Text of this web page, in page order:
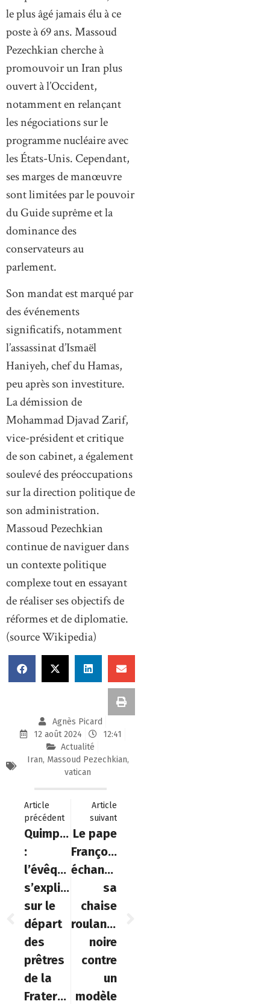
le plus âgé jamais élu à ce
poste à 69 ans. Massoud
Pezechkian cherche à
promouvoir un Iran plus
ouvert à l’Occident,
notamment en relançant
les négociations sur le
programme nucléaire avec
les États-Unis. Cependant,
ses marges de manœuvre
sont limitées par le pouvoir
du Guide suprême et la
dominance des
conservateurs au
parlement.
Son mandat est marqué par
des événements
significatifs, notamment
l’assassinat d’Ismaël
Haniyeh, chef du Hamas,
peu après son investiture.
La démission de
Mohammad Djavad Zarif,
vice-président et critique
de son cabinet, a également
soulevé des préoccupations
sur la direction politique de
son administration.
Massoud Pezechkian
continue de naviguer dans
un contexte politique
complexe tout en essayant
de réaliser ses objectifs de
réformes et de diplomatie.
(source Wikipedia)
Agnès Picard
12 août 2024
12:41
Actualité
Iran, Massoud Pezechkian,
vatican
Article
précédent
Quimper
:
l’évêque
s’explique
sur le
départ
des
prêtres
de la
Fraternité
Article
suivant
Le pape
François
échange
sa
chaise
roulante
noire
contre
un
modèle